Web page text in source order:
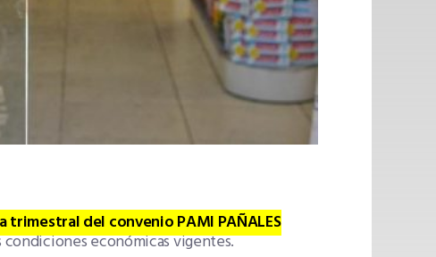
trimestral del convenio PAMI PAÑALES
condiciones económicas vigentes.